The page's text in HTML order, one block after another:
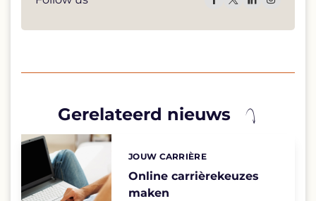
Gerelateerd nieuws
of
highlighted
news
articles
Online carrièrekeuzes
maken
Categories:
JOUW CARRIÈRE